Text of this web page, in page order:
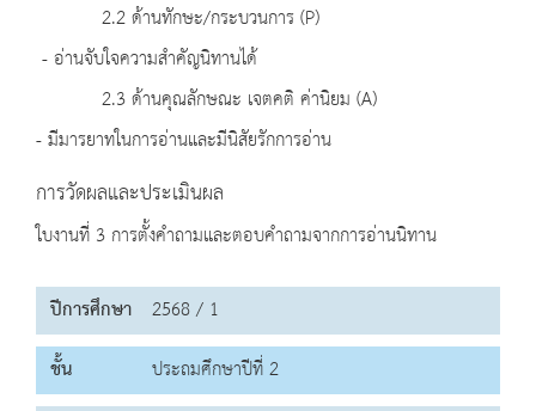
2.2 ด้านทักษะ/กระบวนการ (P)
- อ่านจับใจความสำคัญนิทานได้
2.3 ด้านคุณลักษณะ เจตคติ ค่านิยม (A)
- มีมารยาทในการอ่านและมีนิสัยรักการอ่าน
การวัดผลและประเมินผล
ใบงานที่ 3 การตั้งคำถามและตอบคำถามจากการอ่านนิทาน
ปีการศึกษา 2568 / 1
ชั้น
ประถมศึกษาปีที่ 2